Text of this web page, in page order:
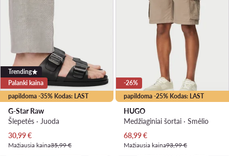
papildoma -35% Kodas: LAST
Trending
Palanki kaina
G-Star Raw
Šlepetės · Juoda
Dabartinė kaina
30,99€
Mažiausia kaina35,99 €
papildoma -25% Kodas: LAST
-26%
HUGO
Medžiaginiai šortai · Smėlio
Dabartinė kaina
68,99€
Mažiausia kaina93,99 €